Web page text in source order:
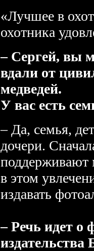
«Лучшее в
охотника
– Сергей, вы
вдали от
медведей.
У вас есть
– Да, семья,
дочери.
поддерживают
в этом
издавать
– Речь идет о